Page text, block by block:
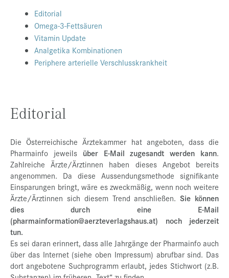
Presse
Kontakt
Datenschutz
de |
Editorial
Omega-3-Fettsäuren
Vitamin Update
Analgetika Kombinationen
Periphere arterielle Verschlusskrankheit
Editorial
Die Österreichische Ärztekammer hat angeboten, dass die
Pharmainfo jeweils über E-Mail zugesandt werden kann.
Zahlreiche Ärzte/Ärztinnen haben dieses Angebot bereits
angenommen. Da diese Aussendungsmethode signifikante
Einsparungen bringt, wäre es zweckmäßig, wenn noch weitere
Ärzte/Ärztinnen sich diesem Trend anschließen.Sie können
dies durch eine E-Mail
(pharmainformation@aerzteverlagshaus.at) noch jederzeit
tun.
Es sei daran erinnert, dass alle Jahrgänge der Pharmainfo auch
über das Internet (siehe oben Impressum) abrufbar sind. Das
dort angebotene Suchprogramm erlaubt, jedes Stichwort (z.B.